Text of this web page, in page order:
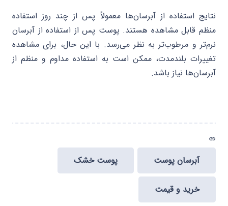
نتایج استفاده از آبرسان‌ها معمولاً پس از چند روز استفاده
منظم قابل مشاهده هستند. پوست پس از استفاده از آبرسان
نرم‌تر و مرطوب‌تر به نظر می‌رسد. با این حال، برای مشاهده
تغییرات بلندمدت، ممکن است به استفاده مداوم و منظم از
آبرسان‌ها نیاز باشد.
link
آبرسان پوست پوست خشک
خرید و قیمت